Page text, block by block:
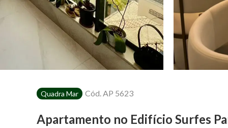
Quadra Mar Cód.AP 5623
Apartamento no Edifício Surfes